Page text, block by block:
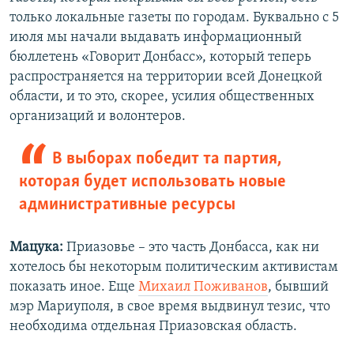
только локальные газеты по городам. Буквально с 5
июля мы начали выдавать информационный
бюллетень «Говорит Донбасс», который теперь
распространяется на территории всей Донецкой
области, и то это, скорее, усилия общественных
организаций и волонтеров.
В выборах победит та партия,
которая будет использовать новые
административные ресурсы
Мацука: Приазовье – это часть Донбасса, как ни
хотелось бы некоторым политическим активистам
показать иное. Еще Михаил Поживанов, бывший
мэр Мариуполя, в свое время выдвинул тезис, что
необходима отдельная Приазовская область.